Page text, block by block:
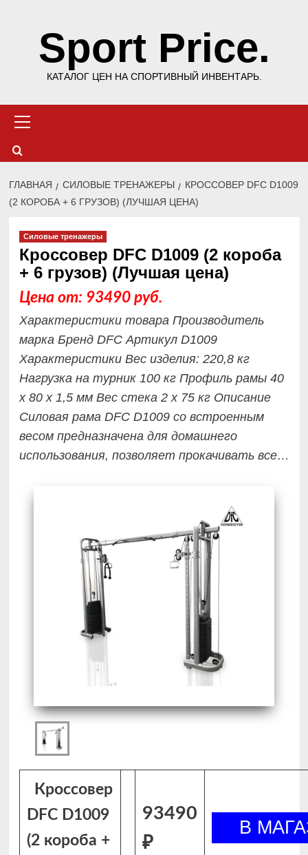
содержимомуSport Price.
КАТАЛОГ ЦЕН НА СПОРТИВНЫЙ ИНВЕНТАРЬ.
меню
ГЛАВНАЯ СИЛОВЫЕ ТРЕНАЖЕРЫ
КРОССОВЕР DFC D1009
(2 КОРОБА + 6 ГРУЗОВ) (ЛУЧШАЯ ЦЕНА)
Силовые тренажеры
Кроссовер DFC D1009 (2 короба
+ 6 грузов) (Лучшая цена)
Цена от: 93490 руб.
Характеристики товара Производитель
марка Бренд DFC Артикул D1009
Характеристики Вес изделия: 220,8 кг
Нагрузка на турник 100 кг Профиль рамы 40
х 80 х 1,5 мм Вес стека 2 х 75 кг Описание
Силовая рама DFC D1009 со встроенным
весом предназначена для домашнего
использования, позволяет прокачивать все…
Кроссовер
DFC D1009
(2 короба +
93490
₽